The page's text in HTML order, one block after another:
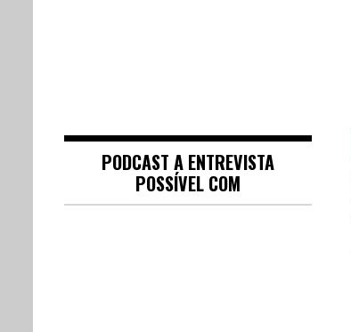
PODCAST A ENTREVISTA
POSSÍVEL COM